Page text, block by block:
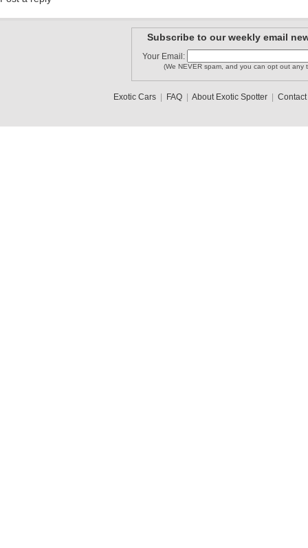
Subscribe to our weekly email
Your Email:
(We NEVER spam, and you can opt out any
Exotic Cars| FAQ| About Exotic Spotter| Contact